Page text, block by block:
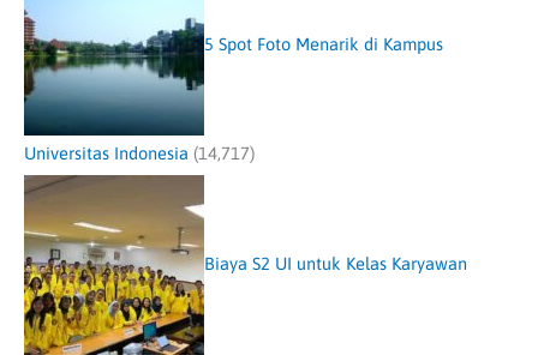
5 Spot Foto Menarik di Kampus
Universitas Indonesia (14,717)
Biaya S2 UI untuk Kelas Karyawan